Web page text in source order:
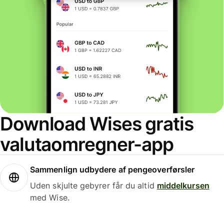
Download Wises gratis
valutaomregner-app
Sammenlign udbydere af pengeoverførsler
Uden skjulte gebyrer får du altid middelkursen
med Wise.